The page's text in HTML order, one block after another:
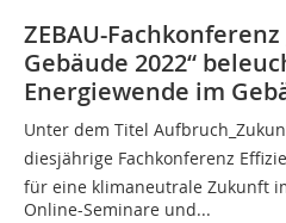
ZEBAU-
Gebäude 2022“
Energiewende im
Unter dem Titel
diesjährige Fachkonferenz
für eine klimaneutrale Zukunft
Online-Seminare und...